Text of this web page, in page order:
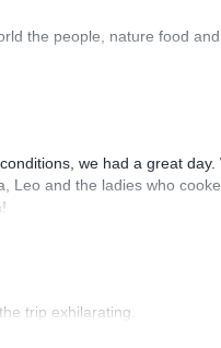
the people, nature food
we had a great
and the ladies who
trip exhilarating.